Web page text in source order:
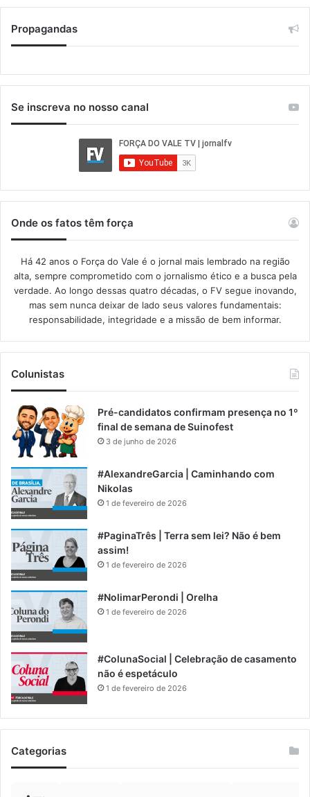
Propagandas
Se inscreva no nosso canal
Onde os fatos têm força
Há 42 anos o Força do Vale é o jornal mais lembrado na região
alta, sempre comprometido com o jornalismo ético e a busca pela
verdade. Ao longo dessas quatro décadas, o FV segue inovando,
mas sem nunca deixar de lado seus valores fundamentais:
responsabilidade, integridade e a missão de bem informar.​
Colunistas
Pré-candidatos confirmam presença no 1º
final de semana de Suinofest
3 de junho de 2026
#AlexandreGarcia | Caminhando com
Nikolas
1 de fevereiro de 2026
#PaginaTrês | Terra sem lei? Não é bem
assim!
1 de fevereiro de 2026
#NolimarPerondi | Orelha
1 de fevereiro de 2026
#ColunaSocial | Celebração de casamento
não é espetáculo
1 de fevereiro de 2026
Categorias